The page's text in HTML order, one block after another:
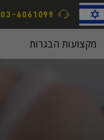
03-6061099
מקצועות הבגרות